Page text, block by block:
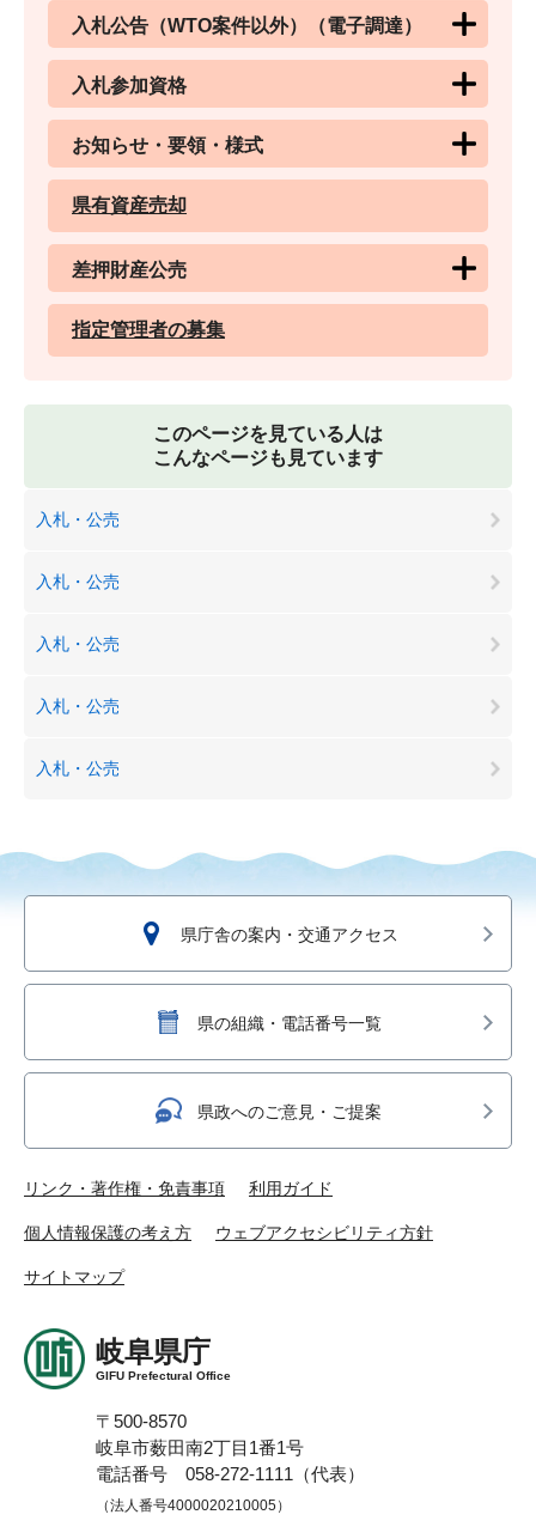
入札公告（WTO案件以外）（電子調達）
入札参加資格
お知らせ・要領・様式
県有資産売却
差押財産公売
指定管理者の募集
このページを見ている人は
こんなページも見ています
入札・公売
入札・公売
入札・公売
入札・公売
入札・公売
県庁舎の案内・交通アクセス
県の組織・電話番号一覧
県政へのご意見・ご提案
リンク・著作権・免責事項 利用ガイド
個人情報保護の考え方 ウェブアクセシビリティ方針
サイトマップ
岐阜県庁
GIFU Prefectural Office
〒500-8570
岐阜市薮田南2丁目1番1号
電話番号 058-272-1111（代表）
（法人番号4000020210005）